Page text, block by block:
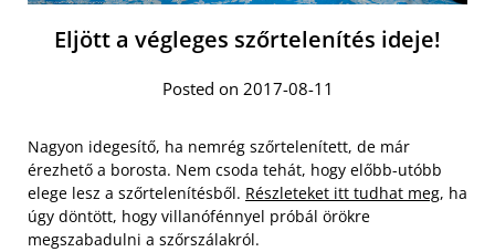
Eljött a végleges szőrtelenítés ideje!
Posted on 2017-08-11
Nagyon idegesítő, ha nemrég szőrtelenített, de már
érezhető a borosta. Nem csoda tehát, hogy előbb-utóbb
elege lesz a szőrtelenítésből. Részleteket itt tudhat meg, ha
úgy döntött, hogy villanófénnyel próbál örökre
megszabadulni a szőrszálakról.